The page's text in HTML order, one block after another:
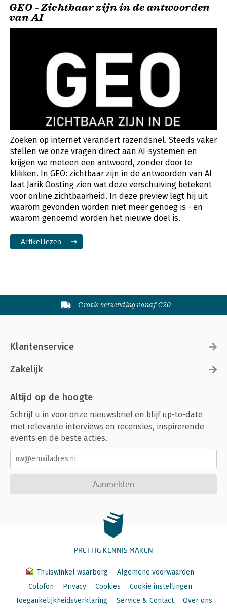
GEO - Zichtbaar zijn in de antwoorden
van AI
Zoeken op internet verandert razendsnel. Steeds vaker
stellen we onze vragen direct aan AI-systemen en
krijgen we meteen een antwoord, zonder door te
klikken. In GEO: zichtbaar zijn in de antwoorden van AI
laat Jarik Oosting zien wat deze verschuiving betekent
voor online zichtbaarheid. In deze preview legt hij uit
waarom gevonden worden niet meer genoeg is - en
waarom genoemd worden het nieuwe doel is.
Artikel lezen
Gratis verzending vanaf €20
Klantenservice
Zakelijk
Altijd op de hoogte
Schrijf u in voor onze nieuwsbrief en blijf up-to-date
met relevante interviews en recensies, inspirerende
events en de beste acties.
Aanmelden
PRETTIG KENNIS MAKEN
Thuiswinkel waarborg
Algemene voorwaarden
Colofon
Privacy Cookies
Cookie instellingen
Toegankelijkheidsverklaring
Service & Contact Over ons